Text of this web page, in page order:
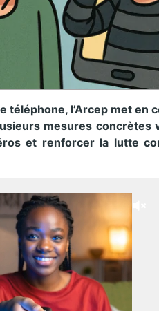
téléphone, l’Arcep met en
mesures concrètes
et renforcer la lutte